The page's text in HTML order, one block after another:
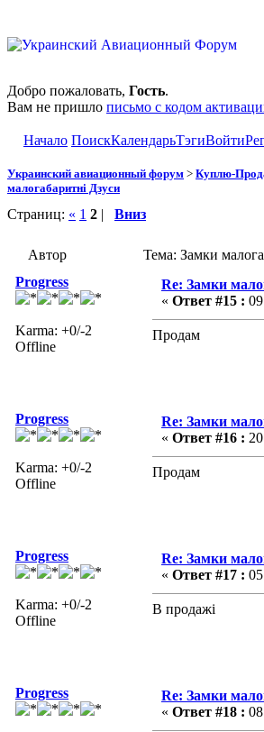
Добро пожаловать, Гость.
Вам не пришло письмо с кодом
Начало ПоискКалендарьТэгиВойти
Украинский авиационный форум > Куплю-
малогабаритні Дзуси
Страниц: « 1 2 | Вниз
Автор
Тема: Замки
Progress
Karma: +0/-2
Offline
Re: Замки
« Ответ #15 :
Продам
Progress
Karma: +0/-2
Offline
Re: Замки
« Ответ #16 :
Продам
Progress
Karma: +0/-2
Offline
Re: Замки
« Ответ #17 :
В продажі
Progress
Re: Замки
« Ответ #18 :